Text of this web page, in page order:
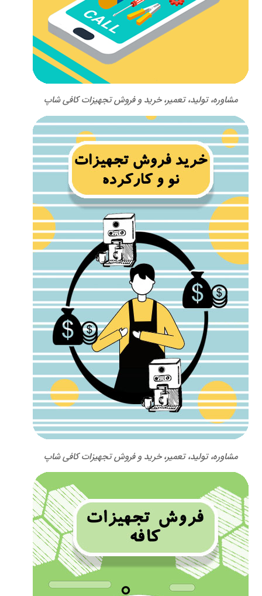
مشاوره، تولید، تعمیر، خرید و فروش تجهیزات کافی شاپ
مشاوره، تولید، تعمیر، خرید و فروش تجهیزات کافی شاپ